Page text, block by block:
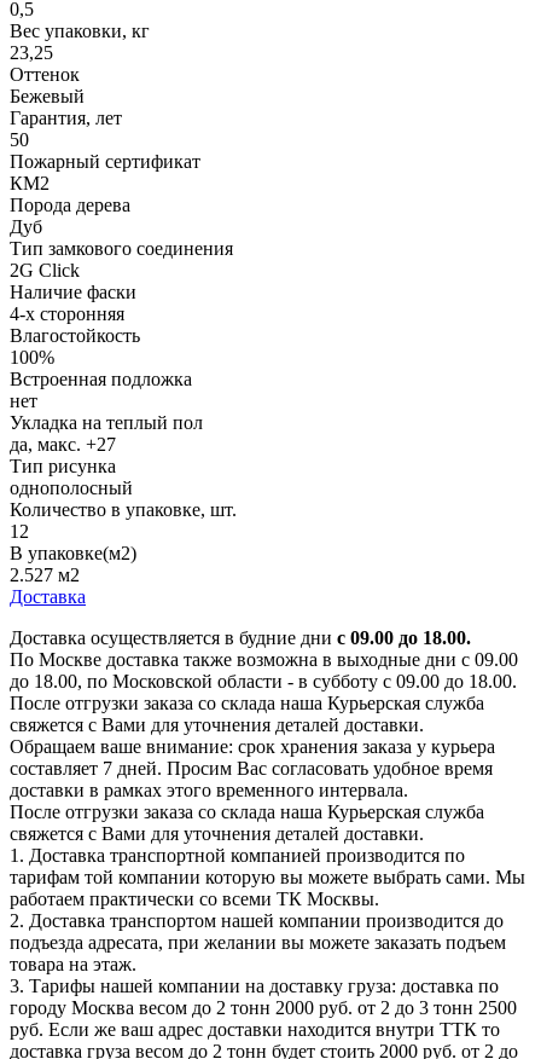
0,5
Вес упаковки, кг
23,25
Оттенок
Бежевый
Гарантия, лет
50
Пожарный сертификат
КМ2
Порода дерева
Дуб
Тип замкового соединения
2G Click
Наличие фаски
4-х сторонняя
Влагостойкость
100%
Встроенная подложка
нет
Укладка на теплый пол
да, макс. +27
Тип рисунка
однополосный
Количество в упаковке, шт.
12
В упаковке(м2)
2.527 м2
Доставка
Доставка осуществляется в будние дни с 09.00 до 18.00.
По Москве доставка также возможна в выходные дни с 09.00
до 18.00, по Московской области - в субботу с 09.00 до 18.00.
После отгрузки заказа со склада наша Курьерская служба
свяжется с Вами для уточнения деталей доставки.
Обращаем ваше внимание: срок хранения заказа у курьера
составляет 7 дней. Просим Вас согласовать удобное время
доставки в рамках этого временного интервала.
После отгрузки заказа со склада наша Курьерская служба
свяжется с Вами для уточнения деталей доставки.
1. Доставка транспортной компанией производится по
тарифам той компании которую вы можете выбрать сами. Мы
работаем практически со всеми ТК Москвы.
2. Доставка транспортом нашей компании производится до
подъезда адресата, при желании вы можете заказать подъем
товара на этаж.
3. Тарифы нашей компании на доставку груза: доставка по
городу Москва весом до 2 тонн 2000 руб. от 2 до 3 тонн 2500
руб. Если же ваш адрес доставки находится внутри ТТК то
доставка груза весом до 2 тонн будет стоить 2000 руб. от 2 до